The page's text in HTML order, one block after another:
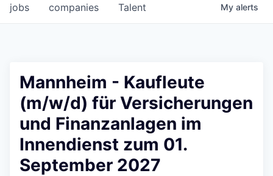
jobs companies Talent My alerts
Mannheim - Kaufleute
(m/w/d) für Versicherungen
und Finanzanlagen im
Innendienst zum 01.
September 2027